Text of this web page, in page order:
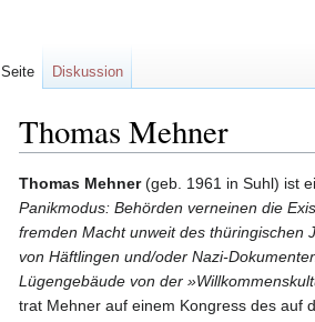
Thomas Mehner
Zur
Navigation
springen
Zur
Suche
springen
Thomas Mehner(geb. 1961 in Suhl) ist
Panikmodus: Behörden verneinen die
fremden Macht unweit des thüringischen
von Häftlingen und/oder Nazi-
Lügengebäude von der
trat Mehner auf einem Kongress des auf
Seite Diskussion